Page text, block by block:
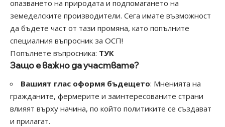
опазването на природата и подпомагането на
земеделските производители. Сега имате възможност
да бъдете част от тази промяна, като попълните
специалния въпросник за ОСП!
Попълнете въпросника: ТУК
Защо е важно да участвате?
Вашият глас оформя бъдещето: Мненията на
гражданите, фермерите и заинтересованите страни
влияят върху начина, по който политиките се създават
и прилагат.